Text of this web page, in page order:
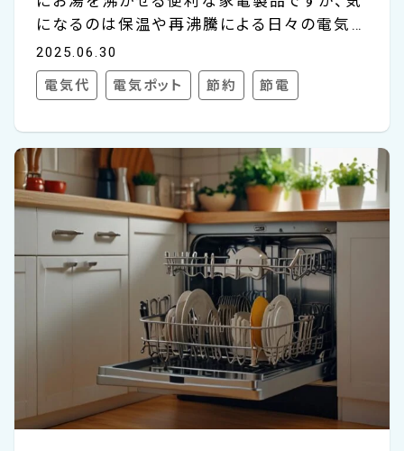
になるのは保温や再沸騰による日々の電気
代です。 今回は、電気ポットの電気代目安か
ら節約方法、さらに電気代を抑えながら効率
的にお湯を使うポイントを解説していきます。
しょう。 電気ポットの電気代の目安 まずは、
電気ポットがどのくらいの電気代を消費する
のか、具体的な目安を確認してみましょう。
2.2リットルの家庭用電気ポットでお湯を沸か
し保温した場合、1日の消費電力量は約0.5～
1.0kWhとなります。1kWhあたり31円の電気
料金単価で...
2025.06.30
電気代 電気ポット 節約 節電